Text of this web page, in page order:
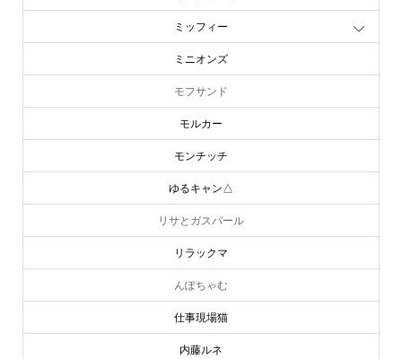
ミッフィー
ミニオンズ
モフサンド
モルカー
モンチッチ
ゆるキャン△
リサとガスパール
リラックマ
んぽちゃむ
仕事現場猫
内藤ルネ